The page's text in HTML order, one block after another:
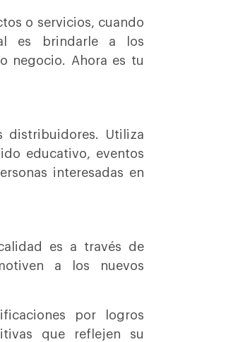
o servicios, cuando
es brindarle a los
negocio. Ahora es tu
distribuidores. Utiliza
educativo, eventos
interesadas en
es a través de
a los nuevos
por logros
que reflejen su